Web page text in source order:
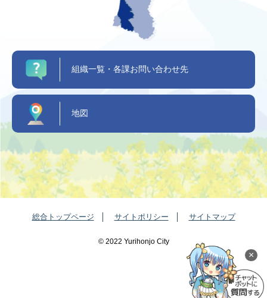
×
組織一覧・各課お問い合わせ先
地図
総合トップページ サイトポリシー サイトマップ
©️ 2022 Yurihonjo City